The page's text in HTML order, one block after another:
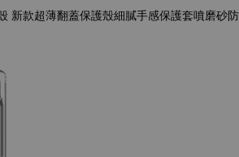
新款超薄翻蓋保護殼細膩手感保護套噴磨砂